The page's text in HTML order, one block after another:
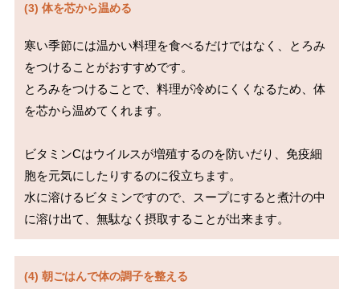
(3) 体を芯から温める
寒い季節には温かい料理を食べるだけではなく、とろみ
をつけることがおすすめです。
とろみをつけることで、料理が冷めにくくなるため、体
を芯から温めてくれます。
ビタミンCはウイルスが増殖するのを防いだり、免疫細
胞を元気にしたりするのに役立ちます。
水に溶けるビタミンですので、スープにすると煮汁の中
に溶け出て、無駄なく摂取することが出来ます。
(4) 朝ごはんで体の調子を整える